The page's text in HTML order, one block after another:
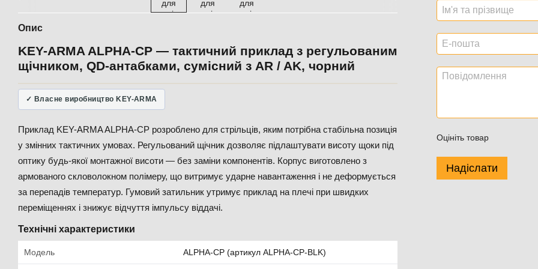
Опис
KEY-ARMA ALPHA-CP — тактичний приклад з регульованим
щічником, QD-антабками, сумісний з AR / AK, чорний
✓ Власне виробництво KEY-ARMA
Приклад KEY-ARMA ALPHA-CP розроблено для стрільців, яким потрібна стабільна позиція
у змінних тактичних умовах. Регульований щічник дозволяє підлаштувати висоту щоки під
оптику будь-якої монтажної висоти — без заміни компонентів. Корпус виготовлено з
армованого скловолокном полімеру, що витримує ударне навантаження і не деформується
за перепадів температур. Гумовий затильник утримує приклад на плечі при швидких
переміщеннях і знижує відчуття імпульсу віддачі.
Технічні характеристики
Модель ALPHA-CP (артикул ALPHA-CP-BLK)
Оцініть товар
Надіслати